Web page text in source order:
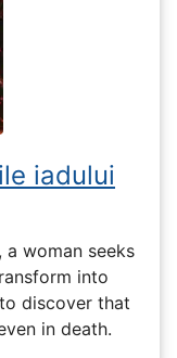
iadului
woman seeks
into
discover that
in death.